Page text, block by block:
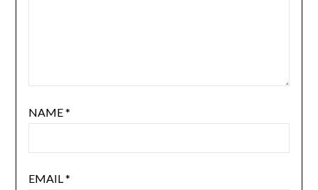
NAME*
EMAIL*